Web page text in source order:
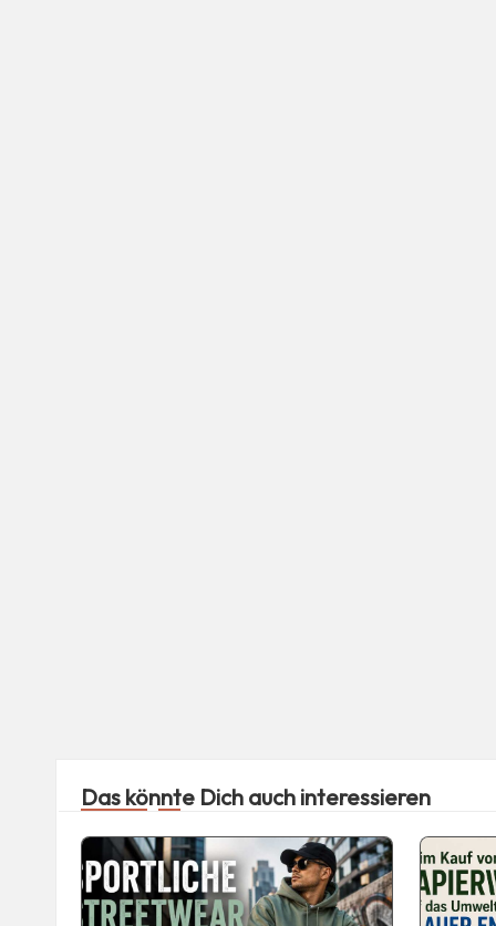
Das könnte Dich auch interessieren